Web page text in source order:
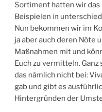
Sortiment hatten wir
Beispielen in
Nun bekommen wir im
ja aber auch deren Nöte
Maßnahmen mit und
Euch zu vermitteln.
das nämlich nicht bei:
gab und gibt es
Hintergründen der